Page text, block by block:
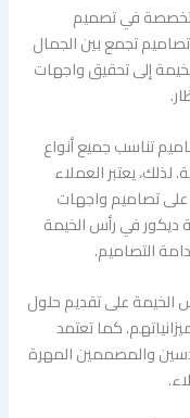
في تصميم
تجمع بين الجمال
إلى تحقيق واجهات
تناسب جميع أنواع
لذلك، يعتبر العملاء
على تصاميم واجهات
ديكور في رأس الخيمة
التصاميم.
الخيمة على تقديم حلول
كما تعتمد
والمصممين المهرة